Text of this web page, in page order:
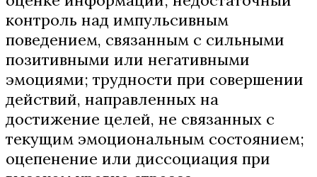
контроль над импульсивным
поведением, связанным с сильными
позитивными или негативными
эмоциями; трудности при совершении
действий, направленных на
достижение целей, не связанных с
текущим эмоциональным состоянием;
оцепенение или диссоциация при